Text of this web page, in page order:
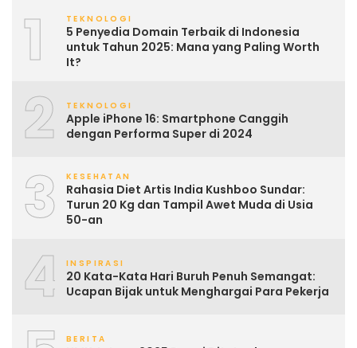
1 TEKNOLOGI
5 Penyedia Domain Terbaik di Indonesia
untuk Tahun 2025: Mana yang Paling Worth
It?
2 TEKNOLOGI
Apple iPhone 16: Smartphone Canggih
dengan Performa Super di 2024
3 KESEHATAN
Rahasia Diet Artis India Kushboo Sundar:
Turun 20 Kg dan Tampil Awet Muda di Usia
50-an
4 INSPIRASI
20 Kata-Kata Hari Buruh Penuh Semangat:
Ucapan Bijak untuk Menghargai Para Pekerja
BERITA